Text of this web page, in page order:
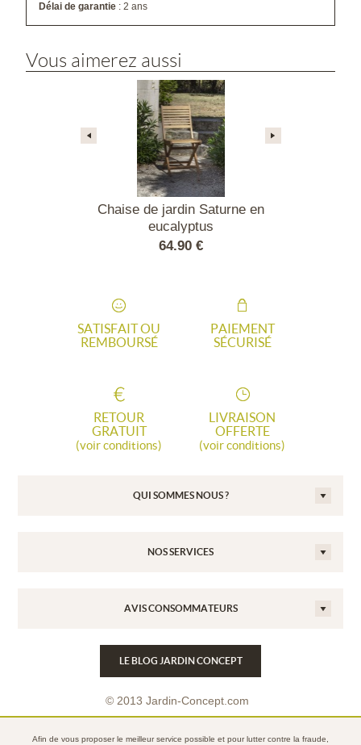
Délai de garantie : 2 ans
Vous aimerez aussi
Chaise de jardin Saturne en
eucalyptus
64.90 €
SATISFAIT OU
REMBOURSÉ
PAIEMENT
SÉCURISÉ
RETOUR
GRATUIT
(voir conditions)
LIVRAISON
OFFERTE
(voir conditions)
QUI SOMMES NOUS ?
NOS SERVICES
AVIS CONSOMMATEURS
LE BLOG JARDIN CONCEPT
© 2013 Jardin-Concept.com
Afin de vous proposer le meilleur service possible et pour lutter contre la fraude,